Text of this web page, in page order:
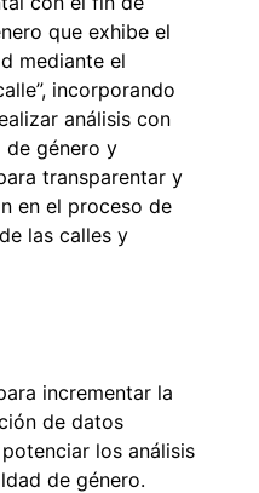
que exhibe el
mediante el
incorporando
análisis con
de género y
transparentar y
en el proceso de
las calles y
incrementar la
de datos
los análisis
de género.